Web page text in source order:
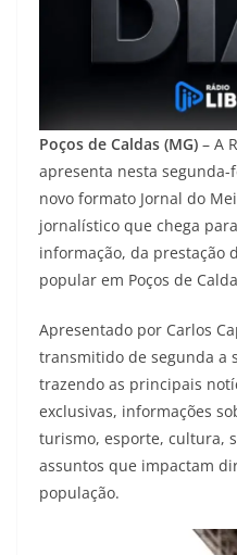
Poços de Caldas (MG) – A
apresenta nesta
novo formato Jornal do
jornalístico que chega
informação, da prestação
popular em Poços de
Apresentado por Carlos
transmitido de segunda a
trazendo as principais
exclusivas, informações
turismo, esporte, cultura,
assuntos que impactam
população.